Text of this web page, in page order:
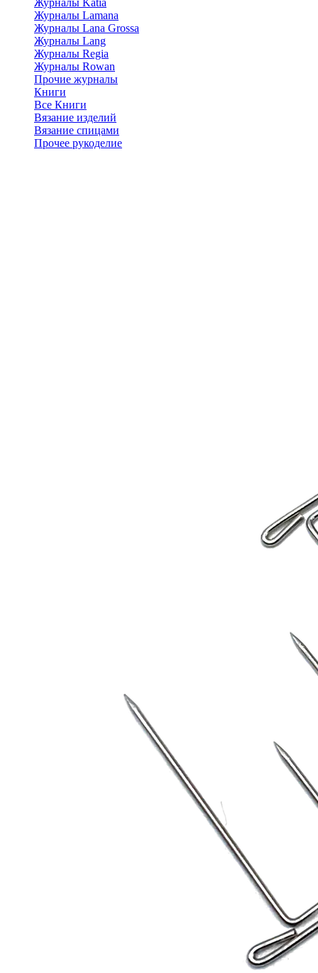
Журналы Lamana
Журналы Lana Grossa
Журналы Lang
Журналы Regia
Журналы Rowan
Прочие журналы
Книги
Все Книги
Вязание изделий
Вязание спицами
Прочее рукоделие